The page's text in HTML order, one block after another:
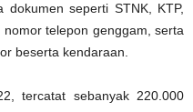
dokumen seperti STNK, KTP,
telepon genggam, serta
beserta kendaraan.
tercatat sebanyak 220.000